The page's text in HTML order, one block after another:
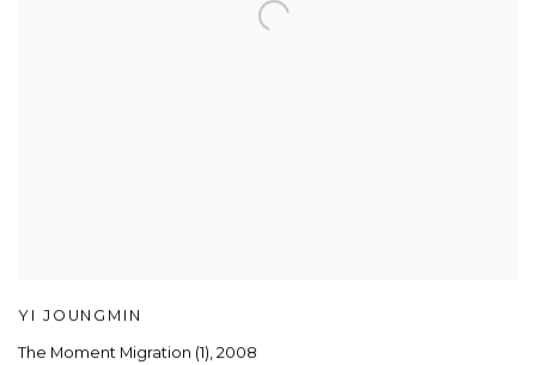
YI JOUNGMIN
The Moment Migration (1), 2008